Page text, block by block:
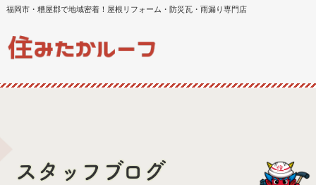
福岡市・糟屋郡で地域密着！屋根リフォーム・防災瓦・雨漏り専門店
スタッフブログ